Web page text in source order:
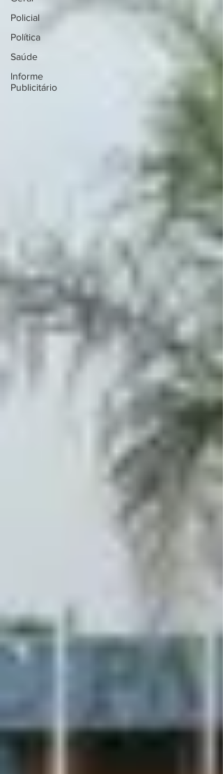
Policial
Política
Saúde
Informe
Publicitário